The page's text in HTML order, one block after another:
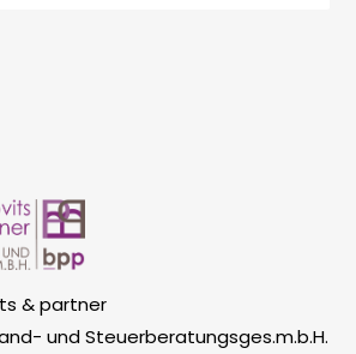
& partner
und Steuerberatungsges.m.b.H.